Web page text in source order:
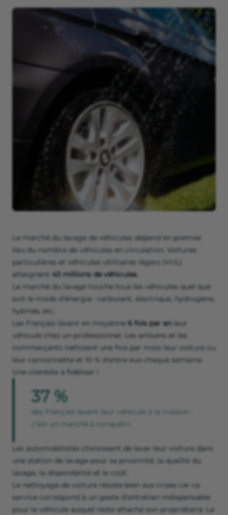
Le marché du lavage de véhicules dépend en premier
lieu du nombre de véhicules en circulation. Voitures
particulières et véhicules utilitaires légers (VUL)
atteignent 43 millions de véhicules.
Le marché du lavage touche tous les véhicules quel que
soit le mode d’énergie : carburant, électrique, hydrogène,
hybride, etc.
Les Français lavent en moyenne 6 fois par an leur
véhicule chez un professionnel. Les artisans et les
commerçants nettoient une fois par mois leur voiture ou
leur camionnette et 10 % d’entre eux chaque semaine.
Une clientèle à fidéliser !
37 %
des Français lavent leur véhicule à la maison :
c’est un marché à conquérir.
Les automobilistes choisissent de laver leur voiture dans
une station de lavage pour sa proximité, la qualité du
lavage, la disponibilité et le coût.
Le nettoyage de voiture résiste bien aux crises car ce
service correspond à un geste d’entretien indispensable
pour le véhicule auquel reste attaché son propriétaire. Le